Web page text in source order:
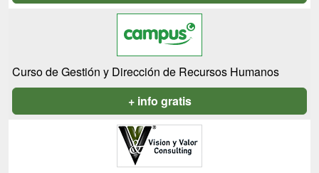
Curso de Gestión y Dirección de Recursos Humanos
+ info gratis